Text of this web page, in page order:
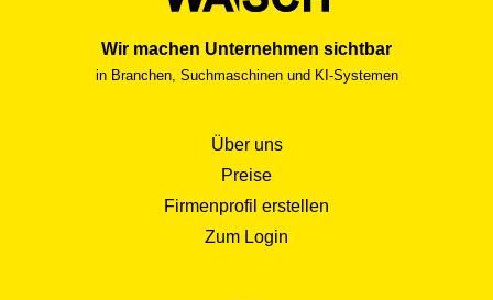
Wir machen Unternehmen sichtbar
in Branchen, Suchmaschinen und KI-Systemen
Über uns
Preise
Firmenprofil erstellen
Zum Login